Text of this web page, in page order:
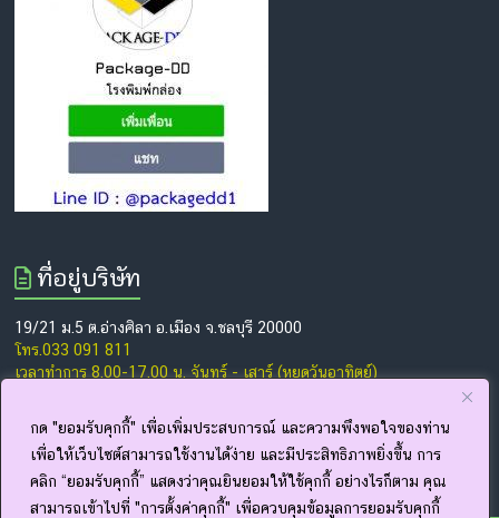
กด "ยอมรับคุกกี้" เพื่อเพิ่มประสบการณ์ และความพึงพอใจของท่าน
เพื่อให้เว็บไซต์สามารถใช้งานได้ง่าย และมีประสิทธิภาพยิ่งขึ้น การ
คลิก “ยอมรับคุกกี้” แสดงว่าคุณยินยอมให้ใช้คุกกี้ อย่างไรก็ตาม คุณ
สามารถเข้าไปที่ "การตั้งค่าคุกกี้" เพื่อควบคุมข้อมูลการยอมรับคุกกี้
ที่อยู่บริษัท
19/21 ม.5 ต.อ่างศิลา อ.เมือง จ.ชลบุรี 20000
โทร.033 091 811
เวลาทำการ 8.00-17.00 น. จันทร์ - เสาร์ (หยุดวันอาทิตย์)
www.facebook.com/thepackagedd